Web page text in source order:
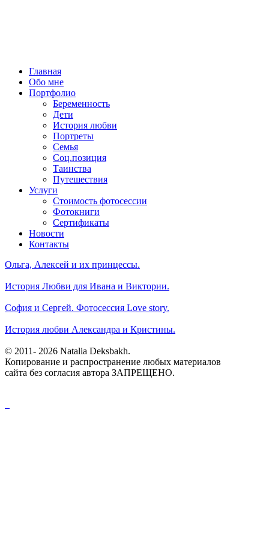
Главная
Обо мне
Портфолио
Беременность
Дети
История любви
Портреты
Семья
Соц.позиция
Таинства
Путешествия
Услуги
Стоимость фотосессии
Фотокниги
Сертификаты
Новости
Контакты
Ольга, Алексей и их принцессы.
История Любви для Ивана и Виктории.
София и Сергей. Фотосессия Love story.
История любви Александра и Кристины.
© 2011- 2026 Natalia Deksbakh.
Копирование и распространение любых материалов
сайта без согласия автора ЗАПРЕЩЕНО.